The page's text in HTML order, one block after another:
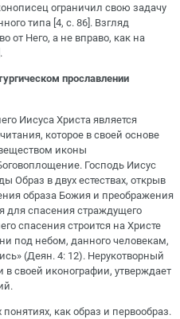
ограничил свою задачу
типа [4, с. 86]. Взгляд
от Него, а не вправо, как на
прославлении
Иисуса Христа является
которое в своей основе
иконы
Господь Иисус
Образ в двух естествах, открыв
образа Божия и преображения
для спасения страждущего
спасения строится на Христе
под небом, данного человекам,
(Деян. 4: 12). Нерукотворный
в своей иконографии, утверждает
как образ и первообраз.